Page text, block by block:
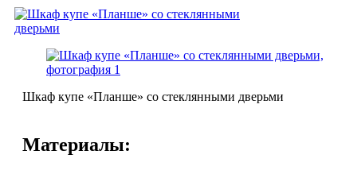
Шкаф купе «Планше» со стеклянными дверьми
Материалы: